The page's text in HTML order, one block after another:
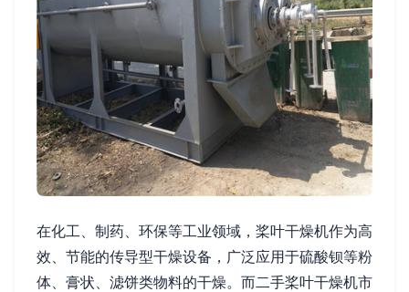
在化工、制药、环保等工业领域，桨叶干燥机作为高
效、节能的传导型干燥设备，广泛应用于硫酸钡等粉
体、膏状、滤饼类物料的干燥。而二手桨叶干燥机市